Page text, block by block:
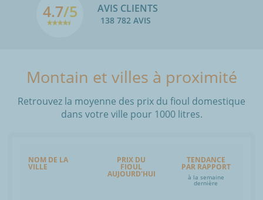
4.7/5 AVIS CLIENTS
138 782 AVIS
Montain et villes à proximité
Retrouvez la moyenne des prix du fioul domestique
dans votre ville pour 1000 litres.
NOM DE LA
VILLE
PRIX DU
FIOUL
AUJOURD'HUI
TENDANCE
PAR RAPPORT
à la semaine
dernière